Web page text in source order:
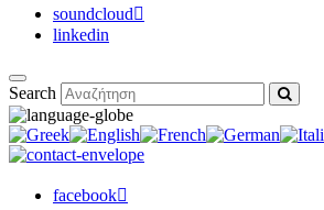
soundcloud
linkedin
Search
facebook